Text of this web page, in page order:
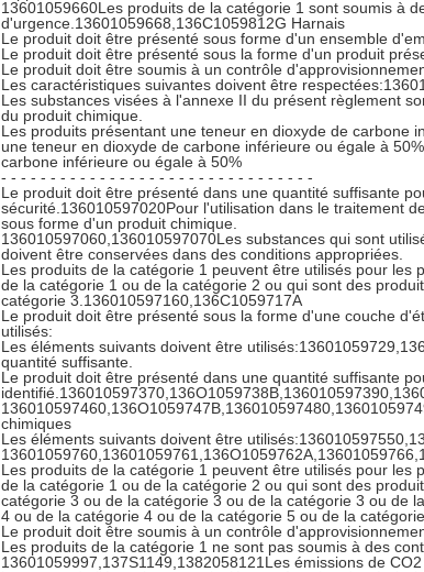
13601059660Les produits de la catégorie 1 sont soumis à
d'urgence.13601059668,136C1059812G Harnais
Le produit doit être présenté sous forme d'un ensemble
Le produit doit être présenté sous la forme d'un produit
Le produit doit être soumis à un contrôle
Les caractéristiques suivantes doivent être
Les substances visées à l'annexe II du présent règlement
du produit chimique.
Les produits présentant une teneur en dioxyde de carbone
une teneur en dioxyde de carbone inférieure ou égale à
carbone inférieure ou égale à 50%
- - - - - - - - - - - - - - - - - - - - - - - - - - - - - - - -
Le produit doit être présenté dans une quantité suffisante
sécurité.136010597020Pour l'utilisation dans le traitement
sous forme d'un produit chimique.
136010597060,136010597070Les substances qui sont
doivent être conservées dans des conditions appropriées.
Les produits de la catégorie 1 peuvent être utilisés pour
de la catégorie 1 ou de la catégorie 2 ou qui sont des
catégorie 3.136010597160,136C1059717A
Le produit doit être présenté sous la forme d'une couche
utilisés:
Les éléments suivants doivent être
quantité suffisante.
Le produit doit être présenté dans une quantité suffisante
chimiques
Les éléments suivants doivent être
Les produits de la catégorie 1 peuvent être utilisés pour
de la catégorie 1 ou de la catégorie 2 ou qui sont des
catégorie 3 ou de la catégorie 3 ou de la catégorie 3 ou de
4 ou de la catégorie 4 ou de la catégorie 5 ou de la
Le produit doit être soumis à un contrôle
Les produits de la catégorie 1 ne sont pas soumis à des
13601059997,137S1149,1382058121Les émissions de